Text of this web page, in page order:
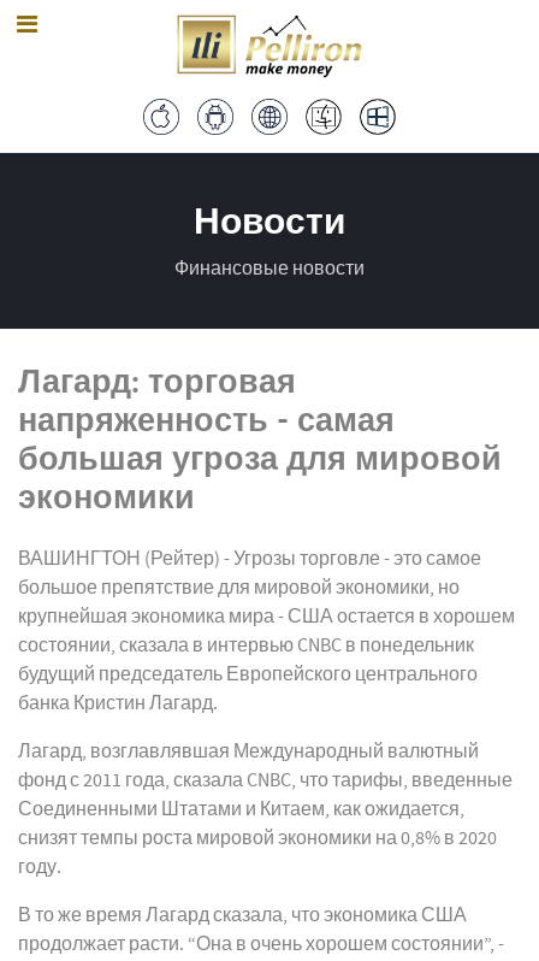
Новости
Финансовые новости
Лагард: торговая
напряженность - самая
большая угроза для мировой
экономики
ВАШИНГТОН (Рейтер) - Угрозы торговле - это самое
большое препятствие для мировой экономики, но
крупнейшая экономика мира - США остается в хорошем
состоянии, сказала в интервью CNBC в понедельник
будущий председатель Европейского центрального
банка Кристин Лагард.
Лагард, возглавлявшая Международный валютный
фонд с 2011 года, сказала CNBC, что тарифы, введенные
Соединенными Штатами и Китаем, как ожидается,
снизят темпы роста мировой экономики на 0,8% в 2020
году.
В то же время Лагард сказала, что экономика США
продолжает расти. “Она в очень хорошем состоянии”, -